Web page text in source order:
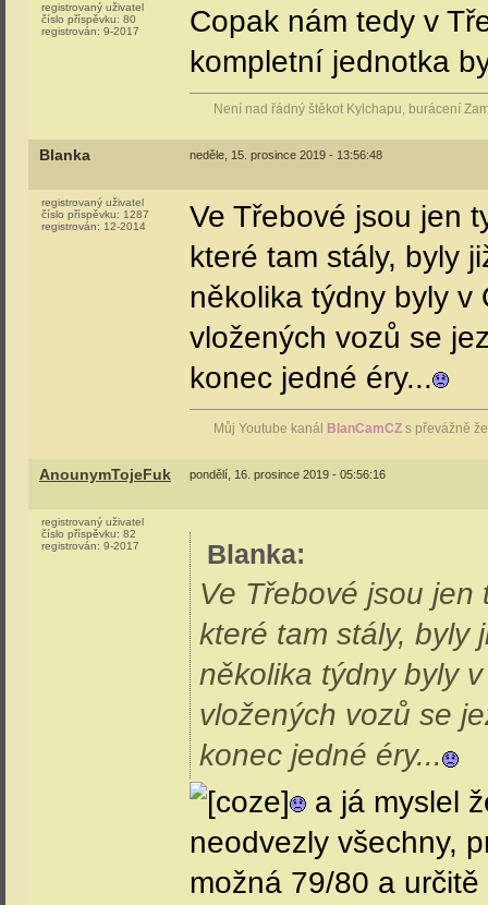
registrovaný uživatel
číslo příspěvku: 80
registrován: 9-2017
Copak nám tedy v
kompletní jednotka
Není nad řádný štěkot Kylchapu, burácení
Blanka neděle, 15. prosince 2019 - 13:56:48
registrovaný uživatel
číslo příspěvku: 1287
registrován: 12-2014
Ve Třebové jsou jen
které tam stály, byly
několika týdny byly v
vložených vozů se
konec jedné éry...
Můj Youtube kanál BlanCamCZ s převážně
AnounymTojeFuk pondělí, 16. prosince 2019 - 05:56:16
registrovaný uživatel
číslo příspěvku: 82
registrován: 9-2017 Blanka:
Ve Třebové jsou jen
které tam stály, byly
několika týdny byly
vložených vozů se
konec jedné éry...
a já myslel
neodvezly všechny,
možná 79/80 a